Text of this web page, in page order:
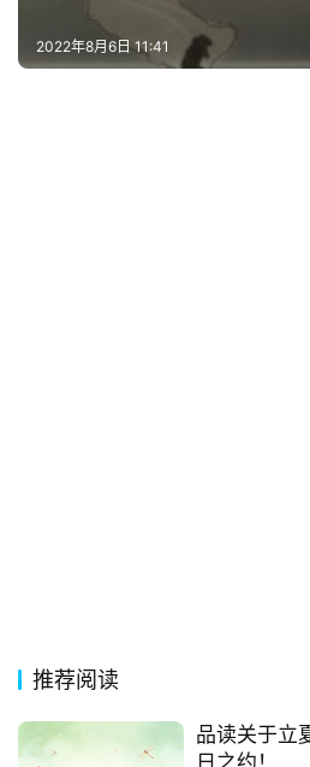
古
诗
词
2022年8月6日 11:41
推荐阅读
品读关于立
日之约！